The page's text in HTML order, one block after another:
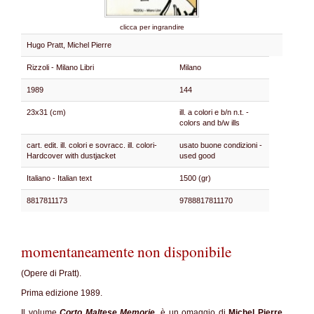
clicca per ingrandire
Hugo Pratt, Michel Pierre
Rizzoli - Milano Libri Milano
1989 144
23x31 (cm)
ill. a colori e b/n n.t. -
colors and b/w ills
cart. edit. ill. colori e sovracc. ill. colori-
Hardcover with dustjacket
usato buone condizioni -
used good
Italiano - Italian text 1500 (gr)
8817811173 9788817811170
momentaneamente non disponibile
(Opere di Pratt).
Prima edizione 1989.